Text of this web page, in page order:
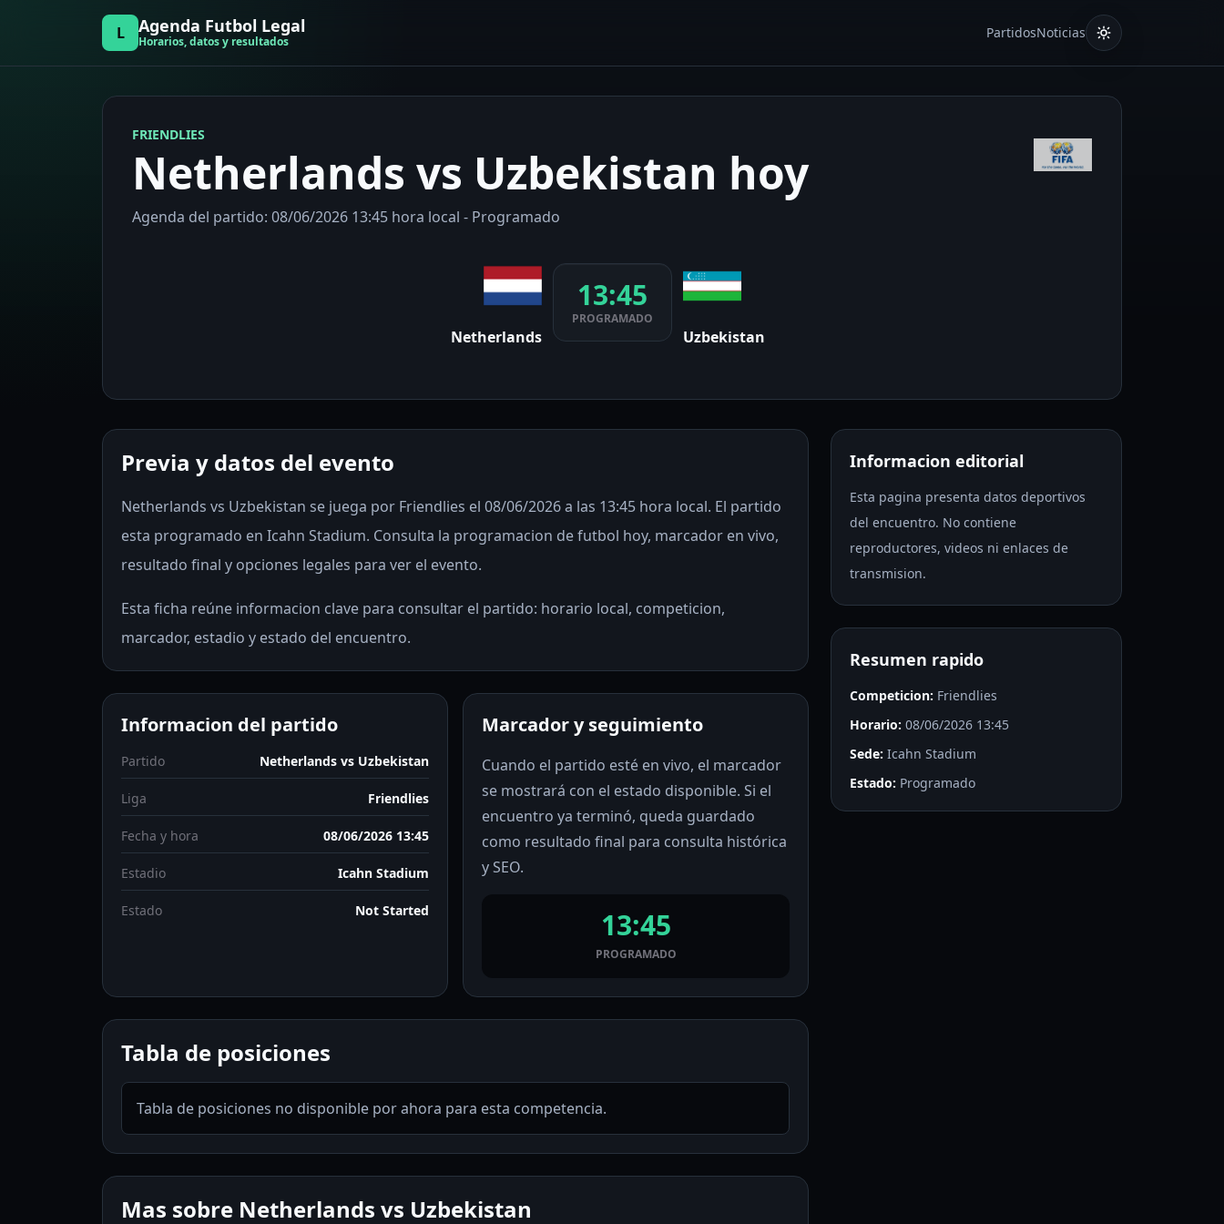
L Agenda Futbol Legal
Horarios, datos y resultados
PartidosNoticias
FRIENDLIES
Netherlands vs Uzbekistan hoy
Agenda del partido: 08/06/2026 13:45 hora local - Programado
Netherlands
13:45
PROGRAMADO
Uzbekistan
Previa y datos del evento
Netherlands vs Uzbekistan se juega por Friendlies el 08/06/2026 a las 13:45 hora local. El partido
esta programado en Icahn Stadium. Consulta la programacion de futbol hoy, marcador en vivo,
resultado final y opciones legales para ver el evento.
Esta ficha reúne informacion clave para consultar el partido: horario local, competicion,
marcador, estadio y estado del encuentro.
Informacion del partido
Partido Netherlands vs Uzbekistan
Liga Friendlies
Fecha y hora 08/06/2026 13:45
Estadio Icahn Stadium
Estado Not Started
Marcador y seguimiento
Cuando el partido esté en vivo, el marcador
se mostrará con el estado disponible. Si el
encuentro ya terminó, queda guardado
como resultado final para consulta histórica
y SEO.
13:45
PROGRAMADO
Tabla de posiciones
Tabla de posiciones no disponible por ahora para esta competencia.
Mas sobre Netherlands vs Uzbekistan
Informacion editorial
Esta pagina presenta datos deportivos
del encuentro. No contiene
reproductores, videos ni enlaces de
transmision.
Resumen rapido
Competicion: Friendlies
Horario: 08/06/2026 13:45
Sede: Icahn Stadium
Estado: Programado